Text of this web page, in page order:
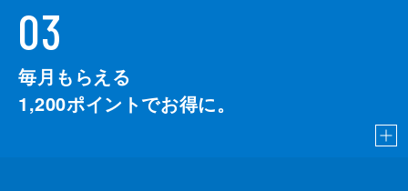
03
毎月もらえる
1,200ポイントでお得に。